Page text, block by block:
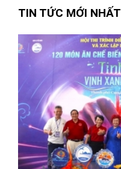
TIN TỨC MỚI NHẤT